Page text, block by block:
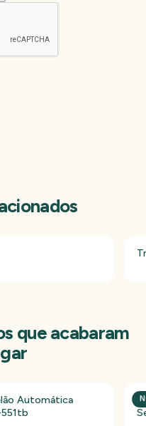
que acabaram
Automática